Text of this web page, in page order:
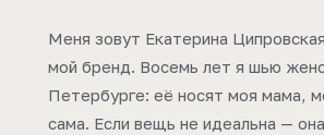
Меня зовут Екатерина
мой бренд. Восемь лет я шью
Петербурге: её носят моя мама,
сама. Если вещь не идеальна —